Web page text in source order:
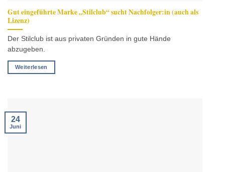
Gut eingeführte Marke „Stilclub“ sucht Nachfolger:in (auch als
Lizenz)
Der Stilclub ist aus privaten Gründen in gute Hände
abzugeben.
Weiterlesen
24
Juni